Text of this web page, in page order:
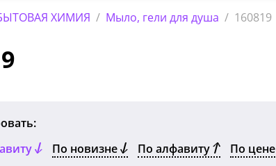
ХИМИЯ / Мыло, гели для душа / 160819
По новизне По алфавиту По цене